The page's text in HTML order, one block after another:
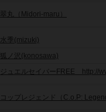
翠丸（Midori-maru）
水季(mizuki)
狐ノ沢(konosawa)
ジュエルセイバーFREE http://
コップレジェンド（C.o.P: